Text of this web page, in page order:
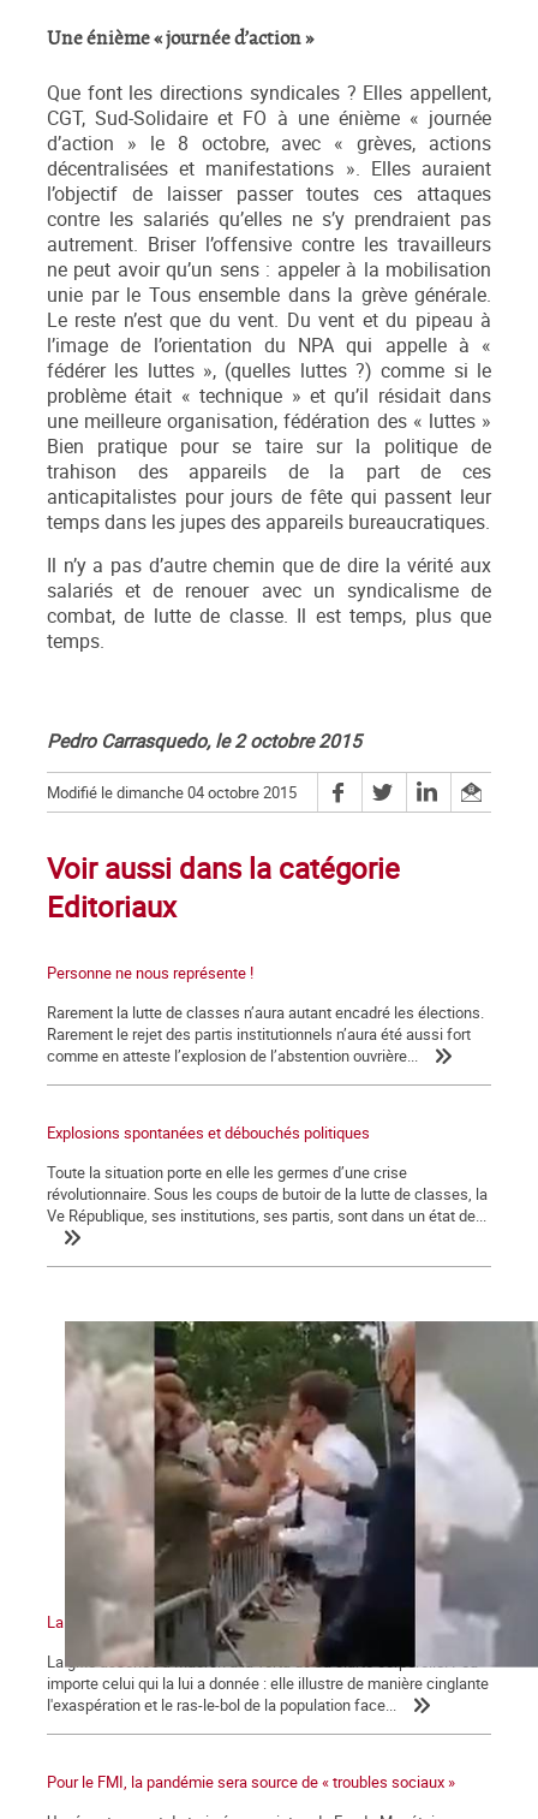
Une énième « journée d’action »
Que font les directions syndicales ? Elles appellent,
CGT, Sud-Solidaire et FO à une énième « journée
d’action » le 8 octobre, avec « grèves, actions
décentralisées et manifestations ». Elles auraient
l’objectif de laisser passer toutes ces attaques
contre les salariés qu’elles ne s’y prendraient pas
autrement. Briser l’offensive contre les travailleurs
ne peut avoir qu’un sens : appeler à la mobilisation
unie par le Tous ensemble dans la grève générale.
Le reste n’est que du vent. Du vent et du pipeau à
l’image de l’orientation du NPA qui appelle à «
fédérer les luttes », (quelles luttes ?) comme si le
problème était « technique » et qu’il résidait dans
une meilleure organisation, fédération des « luttes »
Bien pratique pour se taire sur la politique de
trahison des appareils de la part de ces
anticapitalistes pour jours de fête qui passent leur
temps dans les jupes des appareils bureaucratiques.
Il n’y a pas d’autre chemin que de dire la vérité aux
salariés et de renouer avec un syndicalisme de
combat, de lutte de classe. Il est temps, plus que
temps.
Pedro Carrasquedo, le 2 octobre 2015
Modifié le dimanche 04 octobre 2015
Voir aussi dans la catégorie
Editoriaux
Personne ne nous représente !
Rarement la lutte de classes n’aura autant encadré les élections.
Rarement le rejet des partis institutionnels n’aura été aussi fort
comme en atteste l’explosion de l’abstention ouvrière...
Explosions spontanées et débouchés politiques
Toute la situation porte en elle les germes d’une crise
révolutionnaire. Sous les coups de butoir de la lutte de classes, la
Ve République, ses institutions, ses partis, sont dans un état de...
La gifle et la manifestation du 12 juin 2021
La gifle assénée à Macron a la vertu de sa clarté corporelle. Peu
importe celui qui la lui a donnée : elle illustre de manière cinglante
l'exaspération et le ras-le-bol de la population face...
Pour le FMI, la pandémie sera source de « troubles sociaux »